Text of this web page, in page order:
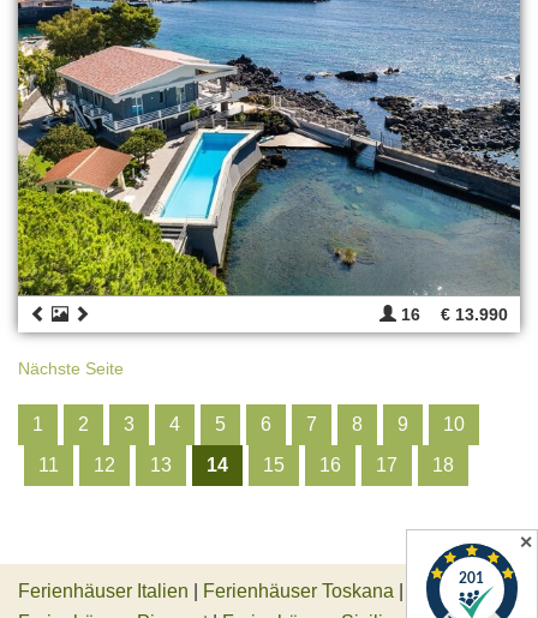
16 € 13.990
Nächste Seite
1 2 3 4 5 6 7 8 9
10
11
12 13 14 15 16 17 18
Ferienhäuser Italien Ferienhäuser Toskana
✕